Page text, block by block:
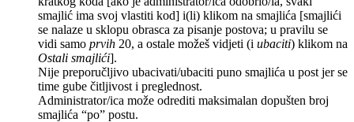
smajlić ima svoj vlastiti kod] i(li) klikom na smajlića [smajlići
se nalaze u sklopu obrasca za pisanje postova; u pravilu se
vidi samo prvih 20, a ostale možeš vidjeti (i ubaciti) klikom na
Ostali smajlići].
Nije preporučljivo ubacivati/ubaciti puno smajlića u post jer se
time gube čitljivost i preglednost.
Administrator/ica može odrediti maksimalan dopušten broj
smajlića “po” postu.